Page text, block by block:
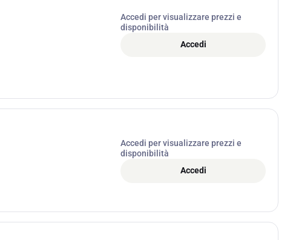
Accedi per visualizzare prezzi e
disponibilità
Accedi
Accedi per visualizzare prezzi e
disponibilità
Accedi